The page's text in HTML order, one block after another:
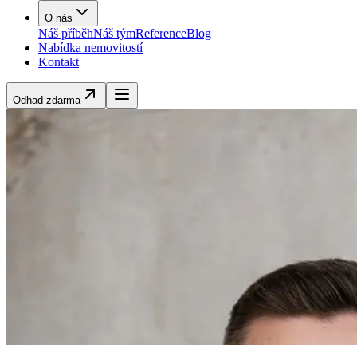
O nás
Náš příběhNáš týmReferenceBlog
Nabídka nemovitostí
Kontakt
Odhad zdarma